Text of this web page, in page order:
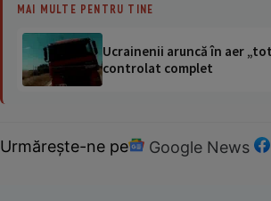
MAI MULTE PENTRU TINE
Ucrainenii aruncă în aer
controlat complet
Urmărește-ne pe Google News